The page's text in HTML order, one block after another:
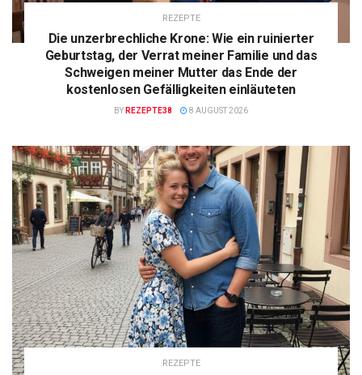
REZEPTE
Die unzerbrechliche Krone: Wie ein ruinierter
Geburtstag, der Verrat meiner Familie und das
Schweigen meiner Mutter das Ende der
kostenlosen Gefälligkeiten einläuteten
BY REZEPTE38 8 AUGUST 2026
REZEPTE